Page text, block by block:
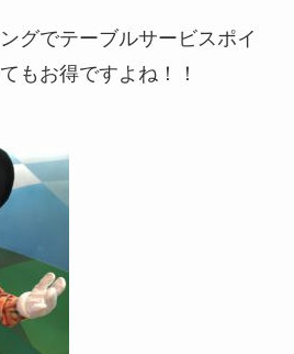
グでテーブルサービスポイ
もお得ですよね！！